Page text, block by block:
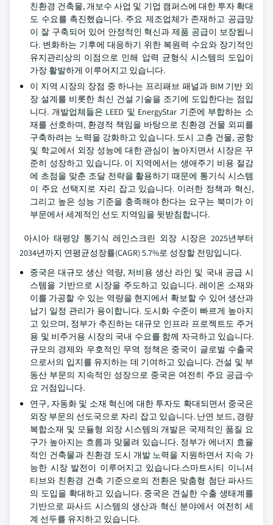
친환경 건축물, 개보수 사업 및 기업 캠퍼스에 대한 투자 확대
도 수요를 촉진했습니다. 주요 제조업체가 존재하고 공급망
이 잘 구축되어 있어 안정적인 혁신과 제품 공급이 보장됩니
다. 변화하는 기후에 대응하기 위한 복원력 수요와 장기적인
유지관리상의 이점으로 인해 압력 균형식 시스템의 도입이
가장 활발하게 이루어지고 있습니다.
이 지역 시장의 장점 중 하나는 프리패브 패널과 BIM 기반 외
장 설계를 비롯한 최신 건설 기술을 조기에 도입한다는 점입
니다. 개발업체들은 LEED 및 EnergyStar 기준에 부합하는 소
재를 선호하며, 환경적 책임을 바탕으로 친환경 건물 외피를
구축하려는 노력을 강화하고 있습니다. 도시 고층 건물, 공항
및 학교에서 외장 성능에 대한 관심이 높아지면서 시장은 꾸
준히 성장하고 있습니다. 이 지역에서는 생애주기 비용 절감
에 초점을 맞춘 조달 전략을 활용하기 때문에 통기식 시스템
이 주요 선택지로 자리 잡고 있습니다. 이러한 정책과 혁신,
그리고 높은 성능 기준을 충족해야 한다는 요구는 북미가 이
부문에서 세계적인 선도 지역임을 뒷받침합니다.
아시아 태평양 통기식 레인스크린 외장 시장은 2025년부터
2034년까지 연평균성장률(CAGR) 5.7%로 성장할 전망입니다.
중국은 대규모 생산 역량, 저비용 생산 라인 및 국내 공급 시
스템을 기반으로 시장을 주도하고 있습니다. 레이온 소재와
이를 가공할 수 있는 역량을 현지에서 확보할 수 있어 생산과
납기 일정 관리가 용이합니다. 도시화 수준이 빠르게 높아지
고 있으며, 정부가 추진하는 대규모 인프라 프로젝트도 주거
용 및 비주거용 시장의 국내 수요를 함께 자극하고 있습니다.
규모의 경제와 우호적인 무역 정책은 중국이 글로벌 수출국
으로서의 입지를 유지하는 데 기여하고 있습니다. 건설 및 부
동산 부문의 지속적인 성장으로 중국은 여전히 주요 공급·수
요 거점입니다.
연구, 자동화 및 소재 혁신에 대한 투자도 확대되면서 중국은
외장 부문의 선도국으로 자리 잡고 있습니다. 난연 보드, 경량
복합소재 및 모듈형 외장 시스템의 개발은 국제적인 품질 요
구가 높아지는 흐름과 맞물려 있습니다. 정부가 에너지 효율
적인 건축물과 친환경 도시 개발 노력을 지원하면서 지속 가
능한 시장 발전이 이루어지고 있습니다.스마트시티 이니셔
티브와 친환경 건축 기준으로의 전환은 맞춤형 첨단 파사드
의 도입을 확대하고 있습니다. 중국은 견실한 수출 생태계를
기반으로 파사드 시스템의 생산과 혁신 분야에서 여전히 세
계 선두를 유지하고 있습니다.